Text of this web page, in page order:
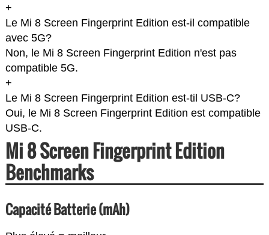
+
Le Mi 8 Screen Fingerprint Edition est-il compatible
avec 5G?
Non, le Mi 8 Screen Fingerprint Edition n'est pas
compatible 5G.
+
Le Mi 8 Screen Fingerprint Edition est-til USB-C?
Oui, le Mi 8 Screen Fingerprint Edition est compatible
USB-C.
Mi 8 Screen Fingerprint Edition
Benchmarks
Capacité Batterie (mAh)